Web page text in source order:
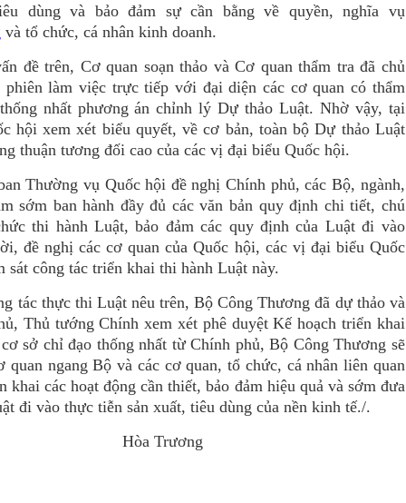
dùng và bảo đảm sự cần bằng về quyền, nghĩa vụ
và tổ chức, cá nhân kinh doanh.
đề trên, Cơ quan soạn thảo và Cơ quan thẩm tra đã chủ
phiên làm việc trực tiếp với đại diện các cơ quan có thẩm
nhất phương án chỉnh lý Dự thảo Luật. Nhờ vậy, tại
hội xem xét biểu quyết, về cơ bản, toàn bộ Dự thảo Luật
thuận tương đối cao của các vị đại biểu Quốc hội.
Thường vụ Quốc hội đề nghị Chính phủ, các Bộ, ngành,
sớm ban hành đầy đủ các văn bản quy định chi tiết, chú
thi hành Luật, bảo đảm các quy định của Luật đi vào
đề nghị các cơ quan của Quốc hội, các vị đại biểu Quốc
sát công tác triển khai thi hành Luật này.
tác thực thi Luật nêu trên, Bộ Công Thương đã dự thảo và
Thủ tướng Chính xem xét phê duyệt Kế hoạch triển khai
sở chỉ đạo thống nhất từ Chính phủ, Bộ Công Thương sẽ
quan ngang Bộ và các cơ quan, tổ chức, cá nhân liên quan
khai các hoạt động cần thiết, bảo đảm hiệu quả và sớm đưa
đi vào thực tiễn sản xuất, tiêu dùng của nền kinh tế./.
Trương